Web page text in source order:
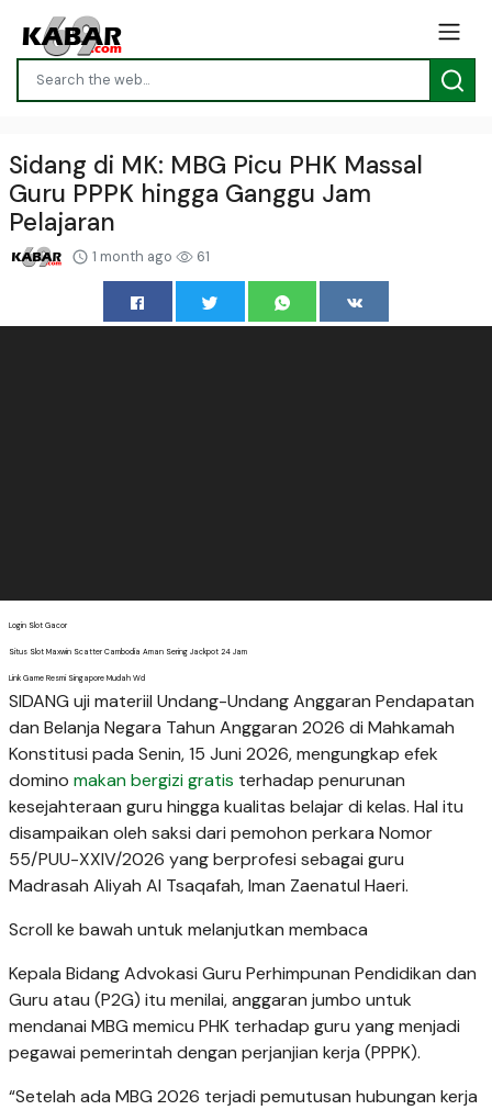
Sidang di MK: MBG Picu PHK Massal
Guru PPPK hingga Ganggu Jam
Pelajaran
1 month ago 61
Login Slot Gacor
Situs Slot Maxwin Scatter Cambodia Aman Sering Jackpot 24 Jam
Link Game Resmi Singapore Mudah Wd
SIDANG uji materiil Undang-Undang Anggaran Pendapatan
dan Belanja Negara Tahun Anggaran 2026 di Mahkamah
Konstitusi pada Senin, 15 Juni 2026, mengungkap efek
domino makan bergizi gratis terhadap penurunan
kesejahteraan guru hingga kualitas belajar di kelas. Hal itu
disampaikan oleh saksi dari pemohon perkara Nomor
55/PUU-XXIV/2026 yang berprofesi sebagai guru
Madrasah Aliyah Al Tsaqafah, Iman Zaenatul Haeri.
Scroll ke bawah untuk melanjutkan membaca
Kepala Bidang Advokasi Guru Perhimpunan Pendidikan dan
Guru atau (P2G) itu menilai, anggaran jumbo untuk
mendanai MBG memicu PHK terhadap guru yang menjadi
pegawai pemerintah dengan perjanjian kerja (PPPK).
“Setelah ada MBG 2026 terjadi pemutusan hubungan kerja